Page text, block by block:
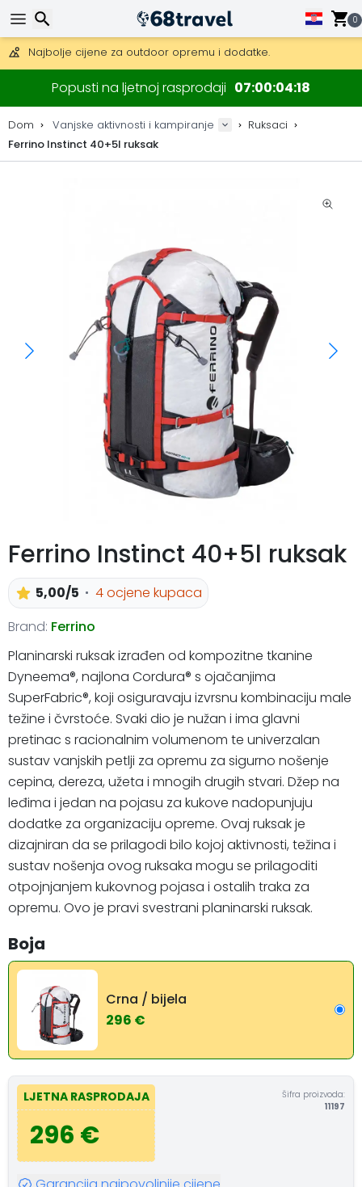
0
Besplatna dostava za narudžbe iznad 149 €.
Mogućnost slanja DHL Expressom (dostava unutar 24 sata)
30 dana za povrat, 90 dana za drvene karte i dekoracije.
Najbolje cijene za outdoor opremu i dodatke.
Popusti na ljetnoj rasprodaji 07 00 04 17
Dom Vanjske aktivnosti i kampiranje
Ruksaci
Ferrino Instinct 40+5l ruksak
Ferrino Instinct 40+5l ruksak
5,00/5
4 ocjene kupaca
Brand: Ferrino
Planinarski ruksak izrađen od kompozitne tkanine
Dyneema®, najlona Cordura® s ojačanjima
SuperFabric®, koji osiguravaju izvrsnu kombinaciju male
težine i čvrstoće. Svaki dio je nužan i ima glavni
pretinac s racionalnim volumenom te univerzalan
sustav vanjskih petlji za opremu za sigurno nošenje
cepina, dereza, užeta i mnogih drugih stvari. Džep na
leđima i jedan na pojasu za kukove nadopunjuju
dodatke za organizaciju opreme. Ovaj ruksak je
dizajniran da se prilagodi bilo kojoj aktivnosti, težina i
sustav nošenja ovog ruksaka mogu se prilagoditi
otpojnjanjem kukovnog pojasa i ostalih traka za
opremu. Ovo je pravi svestrani planinarski ruksak.
Boja
Crna / bijela
296 €
LJETNA RASPRODAJA
296 €
Šifra proizvoda:
11197
Traži